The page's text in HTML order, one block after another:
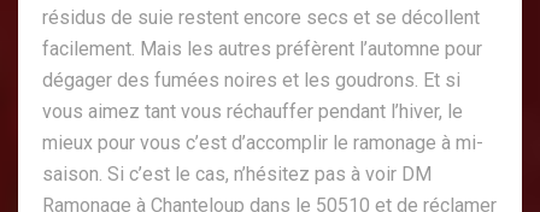
résidus de suie restent encore secs et se décollent
facilement. Mais les autres préfèrent l’automne pour
dégager des fumées noires et les goudrons. Et si
vous aimez tant vous réchauffer pendant l’hiver, le
mieux pour vous c’est d’accomplir le ramonage à mi-
saison. Si c’est le cas, n’hésitez pas à voir DM
Ramonage à Chanteloup dans le 50510 et de réclamer